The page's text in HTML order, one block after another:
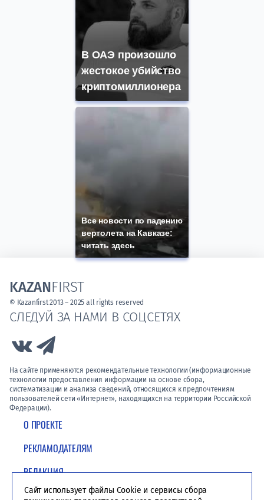
В ОАЭ произошло
жестокое убийство
криптомиллионера
Все новости по падению
вертолета на Кавказе:
читать здесь
О ПРОЕКТЕ
РЕКЛАМОДАТЕЛЯМ
РЕДАКЦИЯ
ПОЛИТИКА КОНФИДЕНЦИАЛЬНОСТИ
СЛЕДУЙ ЗА НАМИ В СОЦСЕТЯХ
Link to Vk
На сайте применяются рекомендательные технологии (информационные
технологии предоставления информации на основе сбора,
систематизации и анализа сведений, относящихся к предпочтениям
пользователей сети «Интернет», находящихся на территории Российской
Федерации).
KAZANFIRST
© Kazanfirst 2013 – 2025 all rights reserved
Сайт использует файлы Cookie и сервисы сбора